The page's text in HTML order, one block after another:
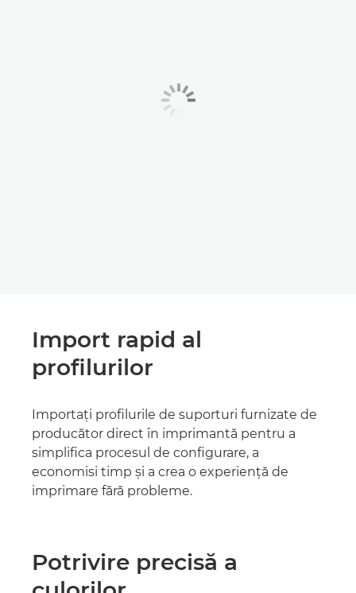
Import rapid al
profilurilor
Importaţi profilurile de suporturi furnizate de
producător direct în imprimantă pentru a
simplifica procesul de configurare, a
economisi timp şi a crea o experienţă de
imprimare fără probleme.
Potrivire precisă a